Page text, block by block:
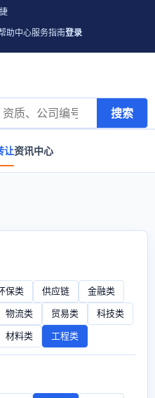
助中心服务指南登录
搜索
让资讯中心
保类 供应链 金融类
物流类 贸易类 科技类
材料类 工程类